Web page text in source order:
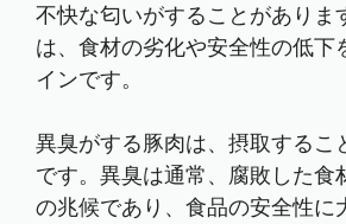
不快な匂いがすることがありま
は、食材の劣化や安全性の低下
インです。
異臭がする豚肉は、摂取するこ
です。異臭は通常、腐敗した食
の兆候であり、食品の安全性に